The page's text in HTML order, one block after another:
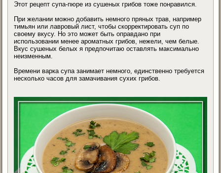
Этот рецепт супа-пюре из сушеных грибов тоже понравился.
При желании можно добавить немного пряных трав, например
тимьян или лавровый лист, чтобы скорректировать суп по
своему вкусу. Но это может быть оправдано при
использовании менее ароматных грибов, нежели, чем белые.
Вкус сушеных белых я предпочитаю оставлять максимально
неизменным.
Времени варка супа занимает немного, единственно требуется
несколько часов для замачивания сухих грибов.